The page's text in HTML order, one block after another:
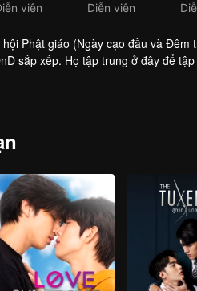
viên
Diễn viên
Phật giáo (Ngày cạo đầu và
sắp xếp. Họ tập trung ở đây để
đỏ gạch này, họ đã gặp Rose,
hình và ngượng ngùng khi gặp
để tìm hiểu xem những điều đã